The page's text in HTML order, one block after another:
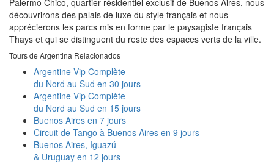
Palermo Chico, quartier résidentiel exclusif de Buenos Aires, nous
découvrirons des palais de luxe du style français et nous
apprécierons les parcs mis en forme par le paysagiste français
Thays et qui se distinguent du reste des espaces verts de la ville.
Tours de Argentina Relacionados
Argentine Vip Complète
du Nord au Sud en 30 jours
Argentine Vip Complète
du Nord au Sud en 15 jours
Buenos Aires en 7 jours
Circuit de Tango à Buenos Aires en 9 jours
Buenos Aires, Iguazú
& Uruguay en 12 jours